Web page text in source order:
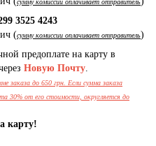
3525 4243
(сумму комиссии оплачивает отправитель)
предоплате на карту в
Новую Почту.
заказа до 650 грн. Если сумма заказа
30% от его стоимости, округляется до
карту!